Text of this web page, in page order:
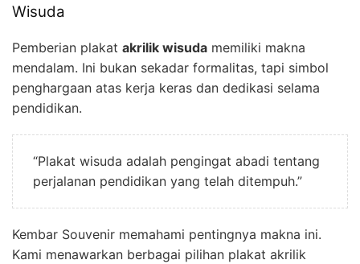
Wisuda
Pemberian plakat akrilik wisuda memiliki makna
mendalam. Ini bukan sekadar formalitas, tapi simbol
penghargaan atas kerja keras dan dedikasi selama
pendidikan.
“Plakat wisuda adalah pengingat abadi tentang
perjalanan pendidikan yang telah ditempuh.”
Kembar Souvenir memahami pentingnya makna ini.
Kami menawarkan berbagai pilihan plakat akrilik